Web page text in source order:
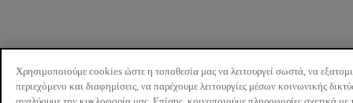
Χρησιμοποιούμε cookies ώστε η τοποθεσία μας να λειτουργεί σωστά, να
περιεχόμενο και διαφημίσεις, να παρέχουμε λειτουργίες μέσων κοινωνικής